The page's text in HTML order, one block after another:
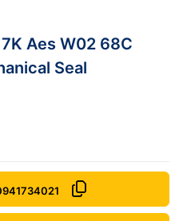
Aes W02 68C
Seal